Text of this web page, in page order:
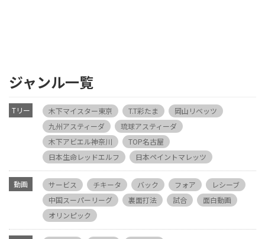
ジャンル一覧
Tリー
木下マイスター東京 T.T彩たま
岡山リベッツ
九州アスティーダ
琉球アスティーダ
木下アビエル神奈川
TOP名古屋
日本生命レッドエルフ
日本ペイントマレッツ
動画 サービス チキータ バック フォア
レシーブ
中国スーパーリーグ
裏面打法 試合
面白動画
オリンピック